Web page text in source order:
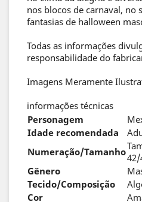
nos blocos de carnaval,
fantasias de halloween
Todas as informações
responsabilidade do
Imagens Meramente
informações técnicas
Personagem
Idade recomendada
Numeração/Tamanho42/
Gênero
Tecido/Composição
Cor